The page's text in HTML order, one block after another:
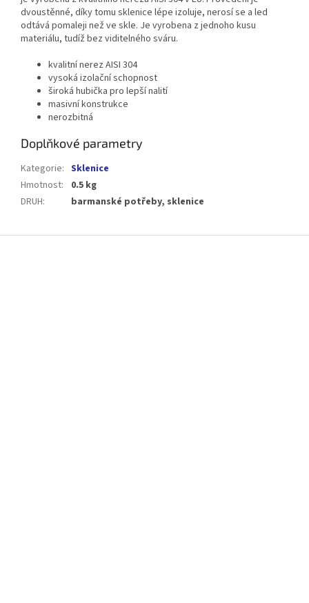
dvoustěnné, díky tomu sklenice lépe izoluje, nerosí se a led
odtává pomaleji než ve skle. Je vyrobena z jednoho kusu
materiálu, tudíž bez viditelného sváru.
kvalitní nerez AISI 304
vysoká izolační schopnost
široká hubička pro lepší nalití
masivní konstrukce
nerozbitná
Doplňkové parametry
Kategorie: Sklenice
Hmotnost:
0.5 kg
DRUH: barmanské potřeby, sklenice